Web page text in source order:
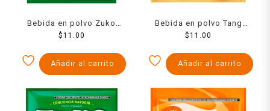
Bebida en polvo Zuko
sabor naranja 13 g
$11.00
Añadir al carrito
Bebida en polvo Tang
guayaba 13 g
$11.00
Añadir al carrito